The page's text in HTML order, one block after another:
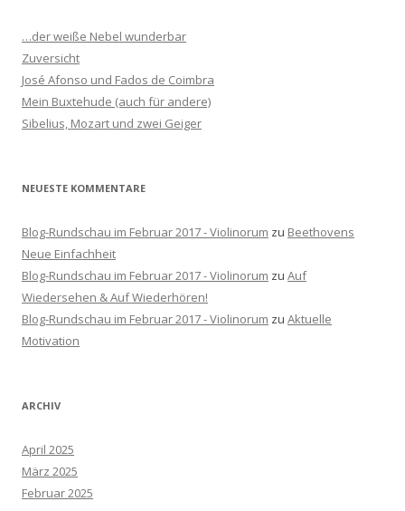
n
a
c
h
…der weiße Nebel wunderbar
Zuversicht
José Afonso und Fados de Coimbra
Mein Buxtehude (auch für andere)
Sibelius, Mozart und zwei Geiger
NEUESTE KOMMENTARE
Blog-Rundschau im Februar 2017 - Violinorum zu Beethovens
Neue Einfachheit
Blog-Rundschau im Februar 2017 - Violinorum zu Auf
Wiedersehen & Auf Wiederhören!
Blog-Rundschau im Februar 2017 - Violinorum zu Aktuelle
Motivation
ARCHIV
April 2025
März 2025
Februar 2025